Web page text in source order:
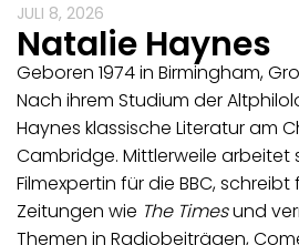
JULI 8, 2026
Natalie Haynes
Geboren 1974 in Birmingham,
Nach ihrem Studium der
Haynes klassische Literatur am
Cambridge. Mittlerweile arbeitet
Filmexpertin für die BBC,
Zeitungen wie The Timesund
Themen in Radiobeiträgen,